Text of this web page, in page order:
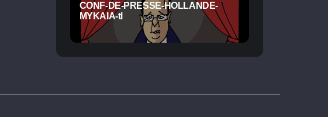
CONF-DE-PRESSE-HOLLANDE-
MYKAIA-tl